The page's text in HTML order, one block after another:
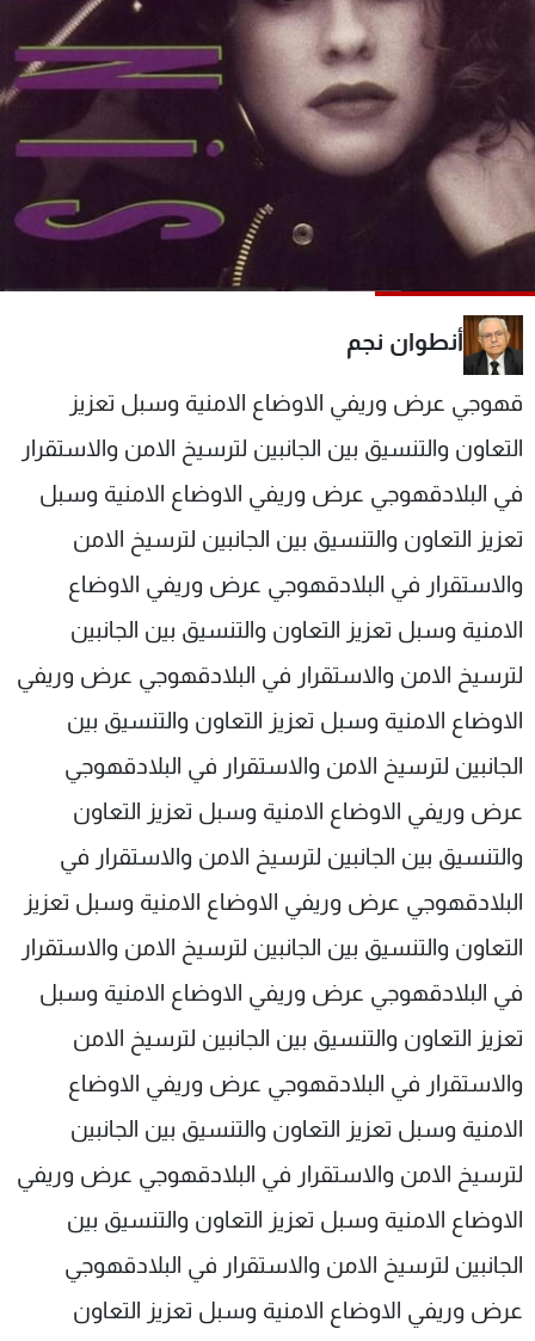
أنطوان نجم
قهوجي عرض وريفي الاوضاع الامنية وسبل تعزيز
التعاون والتنسيق بين الجانبين لترسيخ الامن والاستقرار
في البلادقهوجي عرض وريفي الاوضاع الامنية وسبل
تعزيز التعاون والتنسيق بين الجانبين لترسيخ الامن
والاستقرار في البلادقهوجي عرض وريفي الاوضاع
الامنية وسبل تعزيز التعاون والتنسيق بين الجانبين
لترسيخ الامن والاستقرار في البلادقهوجي عرض وريفي
الاوضاع الامنية وسبل تعزيز التعاون والتنسيق بين
الجانبين لترسيخ الامن والاستقرار في البلادقهوجي
عرض وريفي الاوضاع الامنية وسبل تعزيز التعاون
والتنسيق بين الجانبين لترسيخ الامن والاستقرار في
البلادقهوجي عرض وريفي الاوضاع الامنية وسبل تعزيز
التعاون والتنسيق بين الجانبين لترسيخ الامن والاستقرار
في البلادقهوجي عرض وريفي الاوضاع الامنية وسبل
تعزيز التعاون والتنسيق بين الجانبين لترسيخ الامن
والاستقرار في البلادقهوجي عرض وريفي الاوضاع
الامنية وسبل تعزيز التعاون والتنسيق بين الجانبين
لترسيخ الامن والاستقرار في البلادقهوجي عرض وريفي
الاوضاع الامنية وسبل تعزيز التعاون والتنسيق بين
الجانبين لترسيخ الامن والاستقرار في البلادقهوجي
عرض وريفي الاوضاع الامنية وسبل تعزيز التعاون
شاهد البرامج
الترددات
عن MTV
الإنـتـاج
لاعلاناتكم
وظائف
تواصل معنا
سياسة الخصوصية